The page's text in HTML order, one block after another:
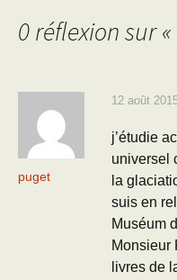
0 réflexion sur «
puget
12 août
j’étudie
universel
la
suis en
Muséum
Monsieur
livres de